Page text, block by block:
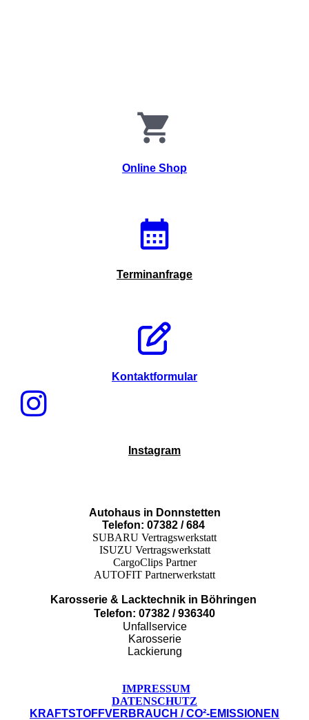
Online Shop
Terminanfrage
Kontaktformular
Instagram
Autohaus in Donnstetten
Telefon: 07382 / 684
SUBARU Vertragswerkstatt
ISUZU Vertragswerkstatt
CargoClips Partner
AUTOFIT Partnerwerkstatt
Karosserie & Lacktechnik in Böhringen
Telefon: 07382 / 936340
Unfallservice
Karosserie
Lackierung
IMPRESSUM
DATENSCHUTZ
KRAFTSTOFFVERBRAUCH / CO²-EMISSIONEN